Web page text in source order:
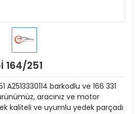
164/251
A2513330114 barkodlu ve 166 331
aracınız ve motor
kaliteli ve uyumlu yedek parçadı